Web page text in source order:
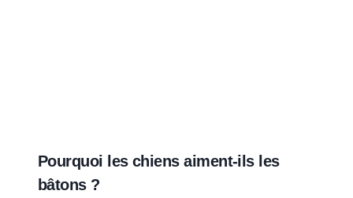
Pourquoi les chiens aiment-ils les
bâtons ?